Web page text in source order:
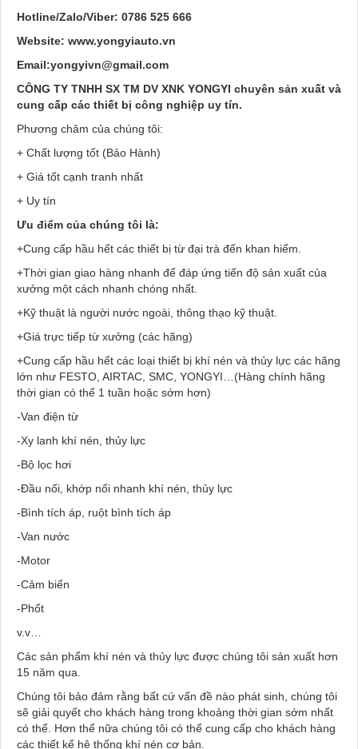
Hotline/Zalo/Viber: 0786 525 666
Website: www.yongyiauto.vn
Email:yongyivn@gmail.com
CÔNG TY TNHH SX TM DV XNK YONGYI chuyên sản xuất và
cung cấp các thiết bị công nghiệp uy tín.
Phương châm của chúng tôi:
+ Chất lượng tốt (Bảo Hành)
+ Giá tốt cạnh tranh nhất
+ Uy tín
Ưu điểm của chúng tôi là:
+Cung cấp hầu hết các thiết bị từ đại trà đến khan hiếm.
+Thời gian giao hàng nhanh để đáp ứng tiến độ sản xuất của
xưởng một cách nhanh chóng nhất.
+Kỹ thuật là người nước ngoài, thông thạo kỹ thuật.
+Giá trực tiếp từ xưởng (các hãng)
+Cung cấp hầu hết các loại thiết bị khí nén và thủy lực các hãng
lớn như FESTO, AIRTAC, SMC, YONGYI…(Hàng chính hãng
thời gian có thể 1 tuần hoặc sớm hơn)
-Van điện từ
-Xy lanh khí nén, thủy lực
-Bộ lọc hơi
-Đầu nối, khớp nối nhanh khí nén, thủy lực
-Bình tích áp, ruột bình tích áp
-Van nước
-Motor
-Cảm biến
-Phốt
v.v…
Các sản phẩm khí nén và thủy lực được chúng tôi sản xuất hơn
15 năm qua.
Chúng tôi bảo đảm rằng bất cứ vấn đề nào phát sinh, chúng tôi
sẽ giải quyết cho khách hàng trong khoảng thời gian sớm nhất
có thể. Hơn thế nữa chúng tôi có thể cung cấp cho khách hàng
các thiết kế hệ thống khí nén cơ bản.